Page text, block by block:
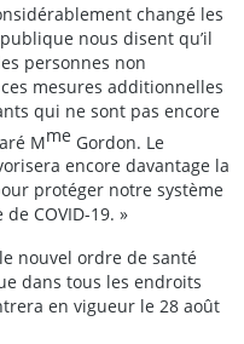
changé les
nous disent qu’il
personnes non
mesures additionnelles
qui ne sont pas encore
Mme Gordon. Le
encore davantage la
protéger notre système
COVID-19. »
nouvel ordre de santé
dans tous les endroits
en vigueur le 28 août